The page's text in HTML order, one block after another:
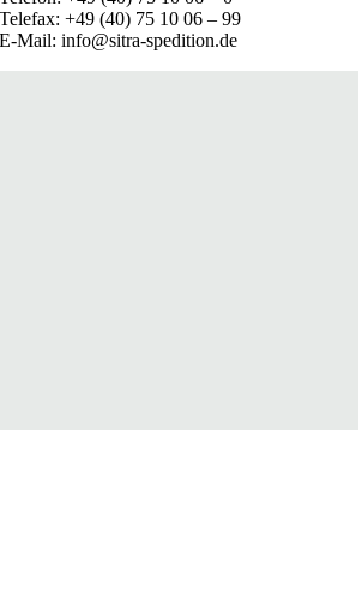
Telefax: +49 (40) 75 10 06 – 99
E-Mail: info@sitra-spedition.de